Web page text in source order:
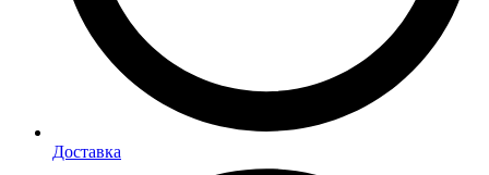
Доставка